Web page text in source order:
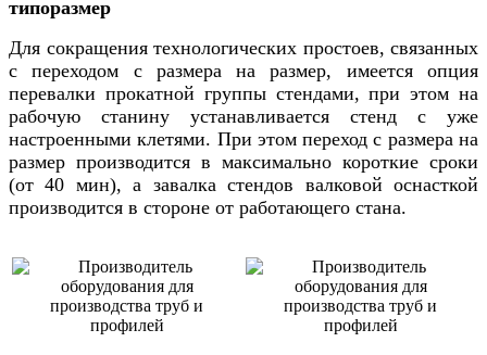
типоразмер
Для сокращения технологических простоев, связанных
с переходом с размера на размер, имеется опция
перевалки прокатной группы стендами, при этом на
рабочую станину устанавливается стенд с уже
настроенными клетями. При этом переход с размера на
размер производится в максимально короткие сроки
(от 40 мин), а завалка стендов валковой оснасткой
производится в стороне от работающего стана.